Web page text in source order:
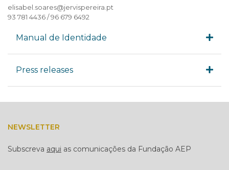
elisabel.soares@jervispereira.pt
93 781 4436 / 96 679 6492
Manual de Identidade
Press releases
NEWSLETTER
Subscreva aqui as comunicações da Fundação AEP